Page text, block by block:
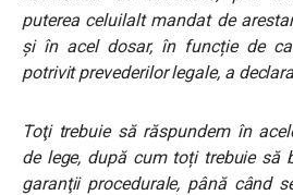
puterea celuilalt mandat de
și în acel dosar, în funcție de
potrivit prevederilor legale, a
Toţi trebuie să răspundem în
de lege, după cum toți trebuie să
garanţii procedurale, până când